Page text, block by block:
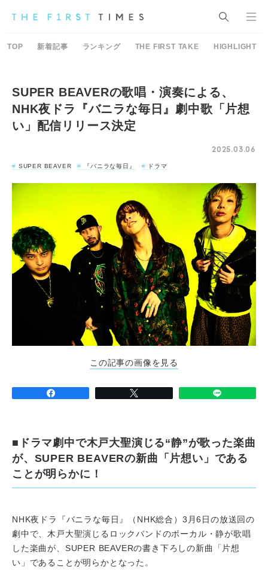
TOP 新着記事 ランキング THE FIRST TAKE HIGHLIGHT
SUPER BEAVERの歌唱・演奏による、
NHK夜ドラ『バニラな毎日』劇中歌「片想
い」配信リリース決定
2025.03.06
SUPER BEAVER 『バニラな毎日』 ドラマ
この記事の画像を見る
■ドラマ劇中で木戸大聖演じる“静”が歌った楽曲
が、SUPER BEAVERの新曲「片想い」である
ことが明らかに！
NHK夜ドラ『バニラな毎日』（NHK総合）3月6日の放送回の
劇中で、木戸大聖演じるロックバンドのボーカル・静が歌唱
した楽曲が、SUPER BEAVERの書き下ろしの新曲「片想
い」であることが明らかとなった。